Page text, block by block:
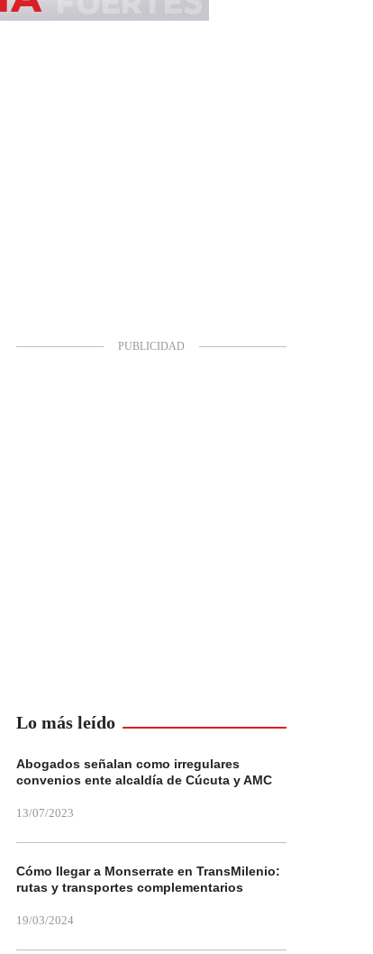
Lo más leído
Abogados señalan como irregulares
convenios ente alcaldía de Cúcuta y AMC
13/07/2023
Cómo llegar a Monserrate en TransMilenio:
rutas y transportes complementarios
19/03/2024